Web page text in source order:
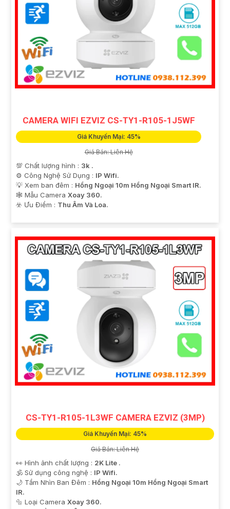
CAMERA WIFI EZVIZ CS-TY1-R105-1J5WF
Giá Khuyến Mại: 45%
Giá Bán: Liên Hệ
💯 Chất lượng hình : 3k .
⚙ Công Nghệ Sử Dụng : IP Wifi.
💡 Xem ban đêm : Hồng Ngoại 10m Hồng Ngoại Smart IR.
🕸️ Mẫu Camera Xoay 360.
️☣️ Ưu Điểm : Thu Âm Và Loa.
CS-TY1-R105-1L3WF CAMERA EZVIZ (3MP)
Giá Khuyến Mại: 45%
Giá Bán: Liên Hệ
👀 Hình ảnh chất lượng : 2K Lite .
🕉️ Sử dụng công nghệ : IP Wifi.
🌙 Tầm Nhìn Ban Đêm : Hồng Ngoại 10m Hồng Ngoại Smart
IR.
🔩 Loại Camera Xoay 360.